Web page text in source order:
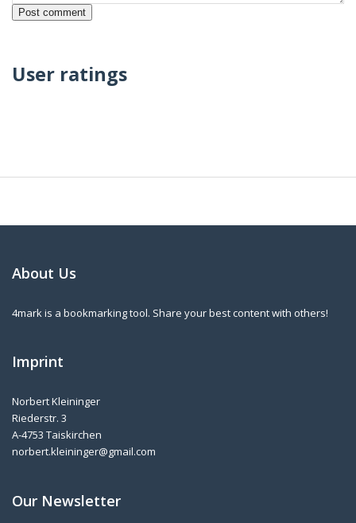
User ratings
About Us
4mark is a bookmarking tool. Share your best content with others!
Imprint
Norbert Kleininger
Riederstr. 3
A-4753 Taiskirchen
norbert.kleininger@gmail.com
Our Newsletter